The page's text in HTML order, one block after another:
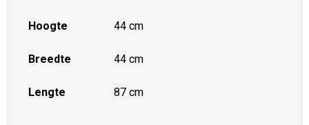
Hoogte 44 cm
Breedte 44 cm
Lengte 87 cm